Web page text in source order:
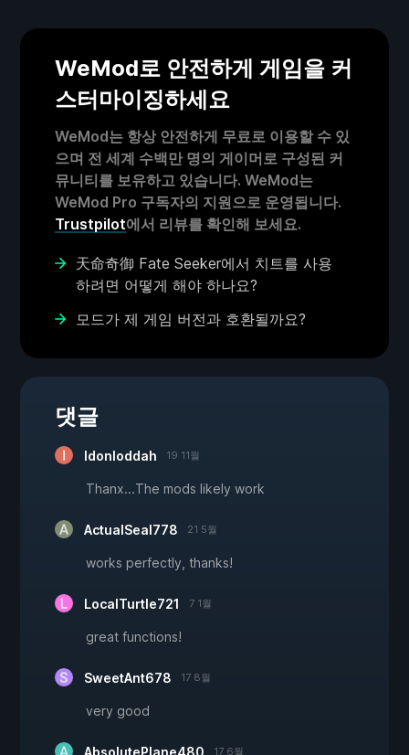
WeMod로 안전하게 게임을 커
스터마이징하세요
WeMod는 항상 안전하게 무료로 이용할 수 있
으며 전 세계 수백만 명의 게이머로 구성된 커
뮤니티를 보유하고 있습니다. WeMod는
WeMod Pro 구독자의 지원으로 운영됩니다.
Trustpilot에서 리뷰를 확인해 보세요.
天命奇御 Fate Seeker에서 치트를 사용
하려면 어떻게 해야 하나요?
모드가 제 게임 버전과 호환될까요?
댓글
Idonloddah 19 11월
Thanx...The mods likely work
ActualSeal778 21 5월
works perfectly, thanks!
LocalTurtle721 7 1월
great functions!
SweetAnt678 17 8월
very good
17 6월